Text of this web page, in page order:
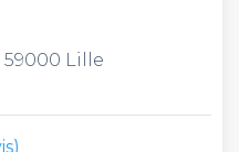
59000 Lille